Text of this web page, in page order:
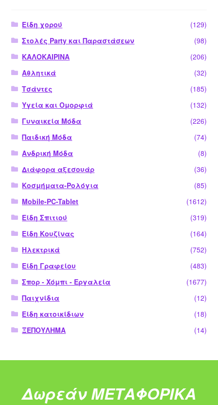
Είδη χορού
(129)
Στολές Party και Παραστάσεων
(98)
ΚΑΛΟΚΑΙΡΙΝΑ
(206)
Αθλητικά
(32)
Τσάντες
(185)
Υγεία και Ομορφιά
(132)
Γυναικεία Μόδα
(226)
Παιδική Μόδα
(74)
Ανδρική Μόδα
(8)
Διάφορα αξεσουάρ
(36)
Κοσμήματα-Ρολόγια
(85)
Mobile-PC-Tablet
(1612)
Είδη Σπιτιού
(319)
Είδη Κουζίνας
(164)
Ηλεκτρικά
(752)
Είδη Γραφείου
(483)
Σπορ - Χόμπι - Εργαλεία
(1677)
Παιχνίδια
(12)
Είδη κατοικίδιων
(18)
ΞΕΠΟΥΛΗΜΑ
(14)
Δωρεάν ΜΕΤΑΦΟΡΙΚΑ